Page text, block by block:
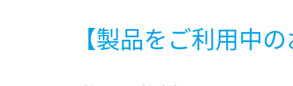
【製品をご利用中の